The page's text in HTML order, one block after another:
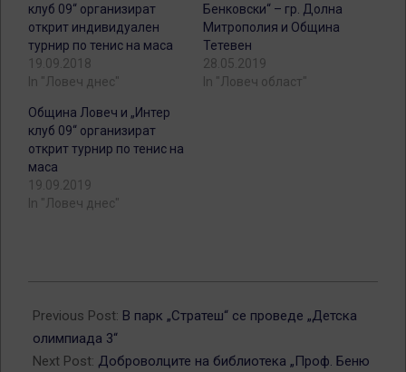
клуб 09“ организират
открит индивидуален
турнир по тенис на маса
19.09.2018
In "Ловеч днес"
Бенковски“ – гр. Долна
Митрополия и Община
Тетевен
28.05.2019
In "Ловеч област"
Община Ловеч и „Интер
клуб 09“ организират
открит турнир по тенис на
маса
19.09.2019
In "Ловеч днес"
09-
25
Previous Post: В парк „Стратеш“ се проведе „Детска
олимпиада 3“
Next Post: Доброволците на библиотека „Проф. Беню